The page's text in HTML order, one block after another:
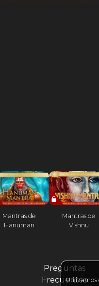
Mantras de
Hanuman
Mantras de
Vishnu
Preguntas
Frecuentes
Utilizamos